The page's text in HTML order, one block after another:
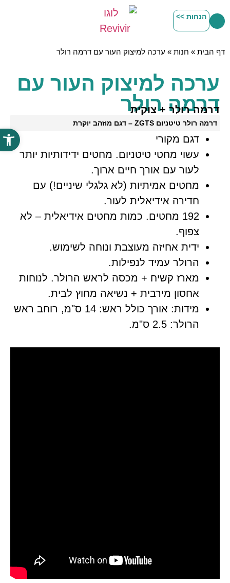
הנחות >>
דף הבית » חנות » ערכה למיצוק העור עם דרמה רולר
ערכה למיצוק העור עם
דרמה רולר
דרמה רולר + צוקית
דרמה רולר טיטניום ZGTS – דגם מוזהב יוקרת
דגם מקורי
עשוי מחטי טיטניום. מחטים ידידותיות יותר
לעור עם אורך חיים ארוך.
מחטים אמיתיות (לא גלגלי שיניים!) עם
חדירה אידיאלית לעור.
192 מחטים. כמות מחטים אידיאלית – לא
צפוף.
ידית אחיזה מעוצבת ונוחה לשימוש.
הרולר עמיד לנפילות.
מארז קשיח + מכסה לראש הרולר. לנוחות
אחסון מירבית + נשיאה מחוץ לבית.
מידות: אורך כולל ראש: 14 ס"מ, רוחב ראש
הרולר: 2.5 ס"מ.
פתח